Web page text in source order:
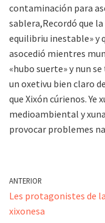
contaminación para
sablera,Recordó que
equilibriu inestable» y
asocedió mientres
«hubo suerte» y nun
un oxetivu bien claro
que Xixón cúrienos. Ye
medioambiental y
provocar problemes
ANTERIOR
Les protagonistes de
xixonesa